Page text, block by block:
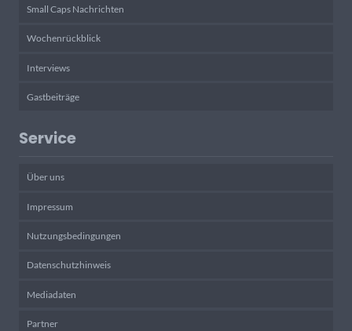
Small Caps Nachrichten
Wochenrückblick
Interviews
Gastbeiträge
Service
Über uns
Impressum
Nutzungsbedingungen
Datenschutzhinweis
Mediadaten
Partner